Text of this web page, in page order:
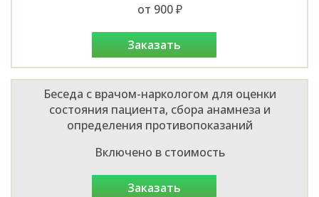
от 900 ₽
заказать
Беседа с врачом-наркологом для оценки
состояния пациента, сбора анамнеза и
определения противопоказаний
Включено в стоимость
заказать